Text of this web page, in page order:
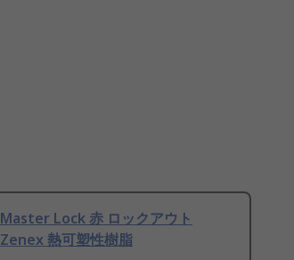
Master Lock 赤 ロックアウト
Zenex 熱可塑性樹脂